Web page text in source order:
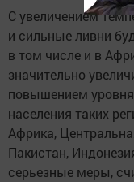
С увеличением
и сильные ливни
в том числе и в
значительно
повышением
населения таких
Африка,
Пакистан,
серьезные меры,